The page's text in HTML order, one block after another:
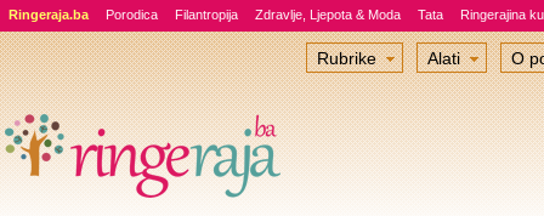
Ringeraja.ba Porodica Filantropija Zdravlje, Ljepota & Moda Tata Ringerajina
Rubrike Alati O